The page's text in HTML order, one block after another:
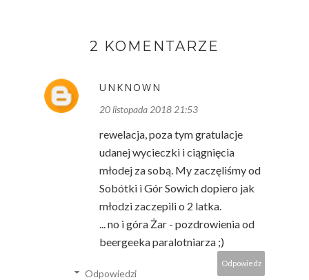
2 KOMENTARZE
UNKNOWN
20 listopada 2018 21:53
rewelacja, poza tym gratulacje
udanej wycieczki i ciągnięcia
młodej za sobą. My zaczęliśmy od
Sobótki i Gór Sowich dopiero jak
młodzi zaczepili o 2 latka.
... no i góra Żar - pozdrowienia od
beergeeka paralotniarza ;)
Odpowiedz
Odpowiedzi